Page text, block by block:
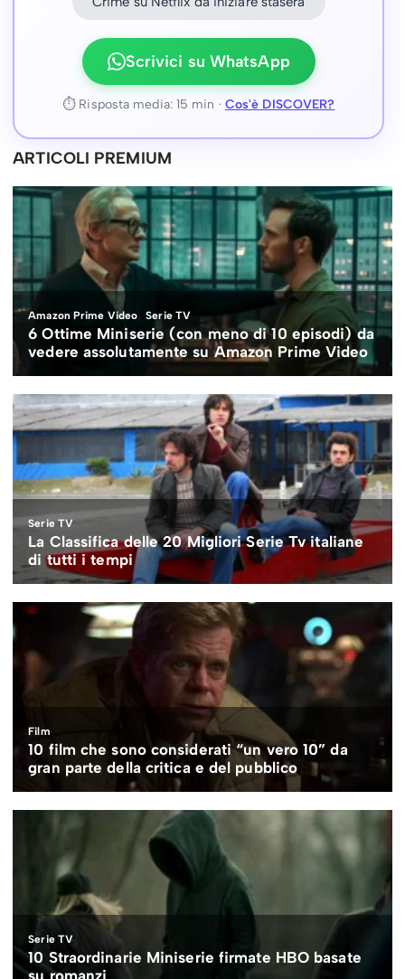
Scrivici su WhatsApp
⏱ Risposta media: 15 min · Cos'è DISCOVER?
ARTICOLI PREMIUM